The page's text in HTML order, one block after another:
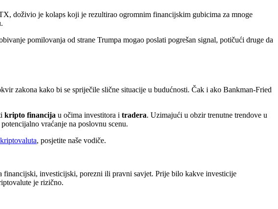
doživio je kolaps koji je rezultirao ogromnim financijskim gubicima za mnoge
pomilovanja od strane Trumpa mogao poslati pogrešan signal, potičući druge da
zakona kako bi se spriječile slične situacije u budućnosti. Čak i ako Bankman-Fried
kripto financija u očima investitora i tradera. Uzimajući u obzir trenutne trendove u
vraćanje na poslovnu scenu.
, posjetite naše vodiče.
investicijski, porezni ili pravni savjet. Prije bilo kakve investicije
je rizično.